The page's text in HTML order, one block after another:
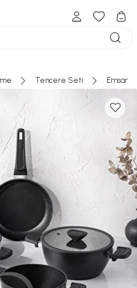
Tencere Seti Emsan